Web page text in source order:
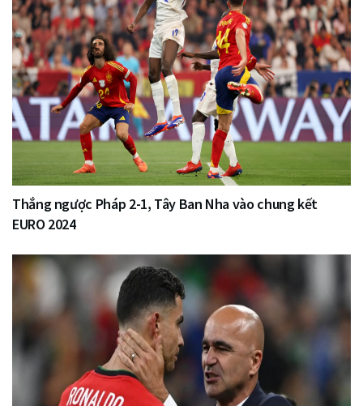
Thắng ngược Pháp 2-1, Tây Ban Nha vào chung kết
EURO 2024